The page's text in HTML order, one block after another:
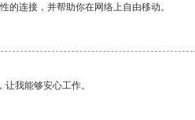
的连接，并帮助你在网络上自由移动。
我能够安心工作。